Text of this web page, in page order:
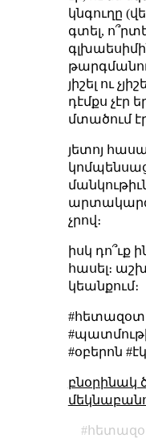
կնգուղը
գտել,
յիշել ու
դէմքս չէր
մտածում
յետոյ
արտակարգ
չրով։
իսկ դո՞ւք
հասել։
կեանքում։
#օբերոն
բնօրինակ